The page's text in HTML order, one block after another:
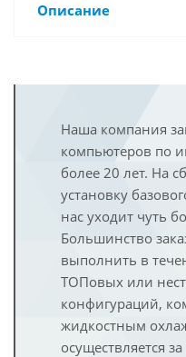
Описание
Наша компания
компьютеров по
более 20 лет. На
установку
нас уходит чуть
Большинство
выполнить в
ТОПовых или
конфигураций,
жидкостным
осуществляется